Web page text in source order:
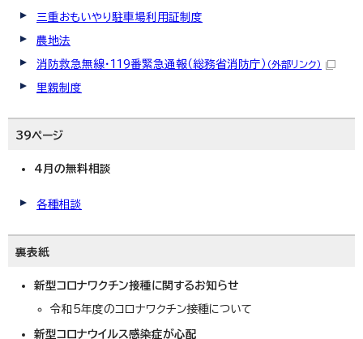
三重おもいやり駐車場利用証制度
農地法
消防救急無線・119番緊急通報（総務省消防庁） （外部リンク）
里親制度
39ページ
4月の無料相談
各種相談
裏表紙
新型コロナワクチン接種に関するお知らせ
令和5年度のコロナワクチン接種について
新型コロナウイルス感染症が心配